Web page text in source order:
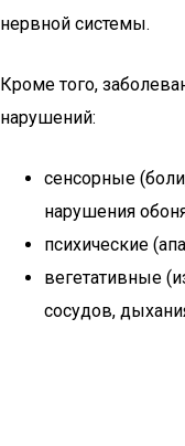
нервной системы.
Кроме того,
нарушений:
сенсорные
нарушения
психические
вегетативные
сосудов,